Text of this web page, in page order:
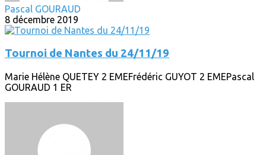
Pascal GOURAUD
8 décembre 2019
Tournoi de Nantes du 24/11/19
Marie Hélène QUETEY 2 EMEFrédéric GUYOT 2 EMEPascal
GOURAUD 1 ER